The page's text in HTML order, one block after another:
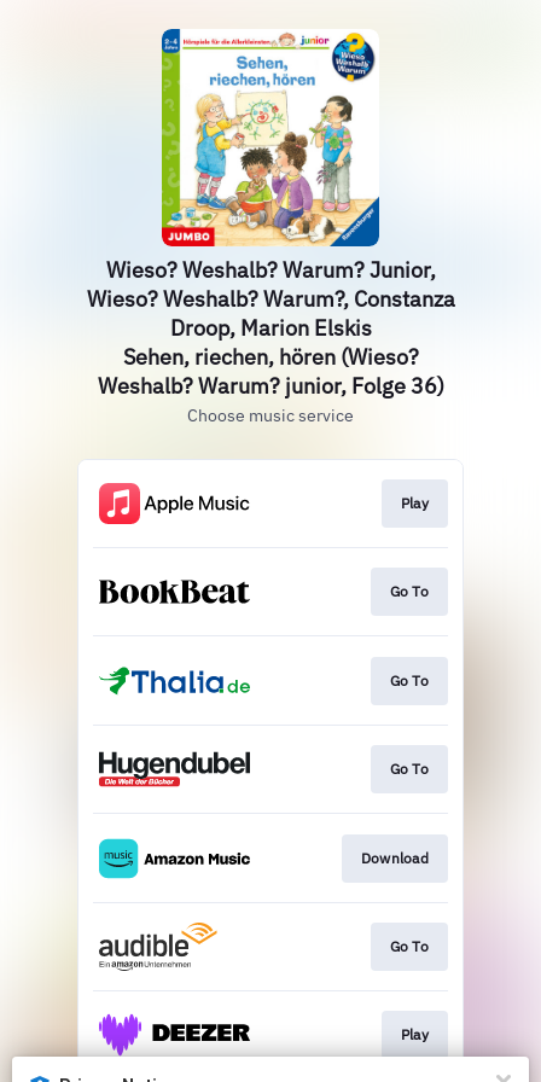
Wieso? Weshalb? Warum? Junior,
Wieso? Weshalb? Warum?, Constanza
Droop, Marion Elskis
Sehen, riechen, hören (Wieso?
Weshalb? Warum? junior, Folge 36)
Choose music service
Play
Go To
Go To
Go To
Download
Go To
Play